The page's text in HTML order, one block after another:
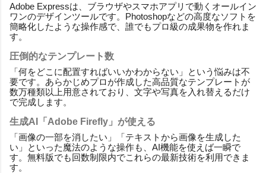
Adobe Expressは、ブラウザやスマホアプリで動くオールイン
ワンのデザインツールです。Photoshopなどの高度なソフトを
簡略化したような操作感で、誰でもプロ級の成果物を作れま
す。
圧倒的なテンプレート数
「何をどこに配置すればいいかわからない」という悩みは不
要です。あらかじめプロが作成した高品質なテンプレートが
数万種類以上用意されており、文字や写真を入れ替えるだけ
で完成します。
生成AI「Adobe Firefly」が使える
「画像の一部を消したい」「テキストから画像を生成した
い」といった魔法のような操作も、AI機能を使えば一瞬で
す。無料版でも回数制限内でこれらの最新技術を利用できま
す。